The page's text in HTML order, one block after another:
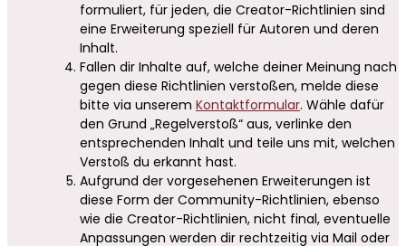
formuliert, für jeden, die Creator-Richtlinien sind
eine Erweiterung speziell für Autoren und deren
Inhalt.
Fallen dir Inhalte auf, welche deiner Meinung nach
gegen diese Richtlinien verstoßen, melde diese
bitte via unserem Kontaktformular. Wähle dafür
den Grund „Regelverstoß“ aus, verlinke den
entsprechenden Inhalt und teile uns mit, welchen
Verstoß du erkannt hast.
Aufgrund der vorgesehenen Erweiterungen ist
diese Form der Community-Richtlinien, ebenso
wie die Creator-Richtlinien, nicht final, eventuelle
Anpassungen werden dir rechtzeitig via Mail oder